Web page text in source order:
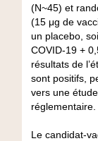
(N~45) et
(15 μg de
un placebo,
COVID-19 +
résultats de
sont positifs,
vers une
réglementaire.
Le candidat-